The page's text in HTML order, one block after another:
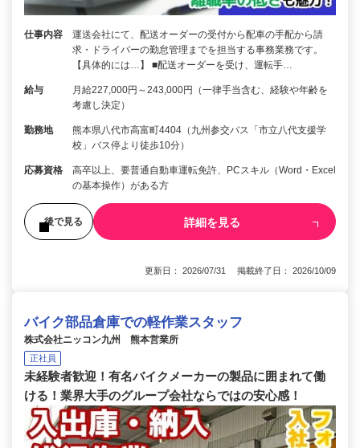
仕事内容
運送会社にて、配送オーダーの受付から配車の手配から請
求・ドライバーの勤怠管理までを担当する事務業務です。
【具体的には…】 ■配送オーダーを受け、運転手…
給与
月給227,000円～243,000円（一律手当含む、経験や年齢を
考慮し決定）
勤務地
熊本県八代市高富町4404（九州参交バス「市立八代支援学
校」バス停より徒歩10分）
応募資格
高卒以上、要普通自動車運転免許、PCスキル（Word・Excel
の基本操作）がある方
後で見る 詳細を見る
更新日： 2026/07/31 掲載終了日： 2026/10/09
バイク部品倉庫での軽作業スタッフ
株式会社ニッコン九州 熊本営業所
正社員
未経験者歓迎！有名バイクメーカーの製品に囲まれて働
ける！業界大手のグループ会社ならではの安心感！